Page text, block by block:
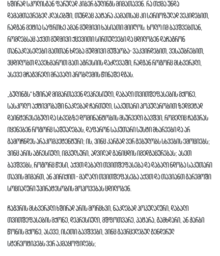
ხშირად სკოლისგან ფარულად კიბერ ბულინგს მიმათავენ. რა თქმა უნდა
დამამთავრებელ კლასებში, თუნდაც პატარა კამათსაც კი სერიოზულად ვეკიდებით,
რადგან მეტია საფრთხე ამან მუდმივი ხასიათი მიიღოს. ხოლო იმ ბავშვებთან,
რომლებსაც აქვთ მუდმივი ქცევითი სირთულეები და ცდილობენ დაჩაგრონ
თანაკლასელები მათთან ხდება მუდმივი მუშაობა- ვაკვირდებით, ვესაუბრებით,
ვცდილობთ დავეხმაროთ მათ აგრესიის დაძლევაში, რადგან როგორც მსხვერპლი,
ასევე მჩაგვრელი მრავალი პრობლემის წინაშე დგას.
„ბულინგს“ ხშირად მიმართავენ დეპრესიული, დაბალი თვითშეფასების მქონე,
სასკოლო აქტივობაში ნაკლებად ჩართული, საკუთარი პოპულარობით ზედმეტად
დაინტერესებული და სხვებზე დომინანტობის მსურველი ბავშვი, რომელიც ჩაგვრას
იყენებენ როგორც საშუალებას, დაფარონ საკუთარი სუსტი მხარეები და არ
გამოჩნდეს არაკომპეტენტური; ის, ვინც კარგად ვერ გებულობს სხვების ემოციებს;
ვინც არის აგრესიული, იმპულსური, ადვილად განიცდის იმედგაცურებას; ასეთ
ბავშვებს, როგორც წესი, აქვთ დაბალი თვითშეფასება და დაბალი ნდობა საკუთარი
თავის მიმართ, ან პირიქით - მაღალი თვითშეფასება აქვთ და თავიანთ გარემოში
სოციალური უპირატესობის მოპოვებას ცდილობენ.
ჩაგვრის მსხვერპლი ხშირად არის მორცხვი, ნაკლებად პოპულალური, დაბალი
თვითშეფასების მქონე, დეპრესიული, მშფოთვარე, პატარა, გამხდარი, ან ჭარბი
წონის მქონე, ასევე, ისეთი ბავშვები, ვინც გავრცელებულ გენდერულ
სტერეოტიპებს ვერ აკმაყოფილებს;